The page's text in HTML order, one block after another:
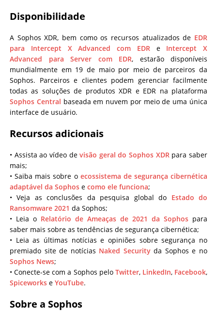
Disponibilidade
A Sophos XDR, bem como os recursos atualizados de EDR
para Intercept X Advanced com EDR e Intercept X
Advanced para Server com EDR, estarão disponíveis
mundialmente em 19 de maio por meio de parceiros da
Sophos. Parceiros e clientes podem gerenciar facilmente
todas as soluções de produtos XDR e EDR na plataforma
Sophos Central baseada em nuvem por meio de uma única
interface de usuário.
Recursos adicionais
• Assista ao vídeo devisão geral do Sophos XDR para saber
mais;
• Saiba mais sobre o ecossistema de segurança cibernética
adaptável da Sophos e como ele funciona;
• Veja as conclusões da pesquisa global do Estado do
Ransomware 2021 da Sophos;
• Leia o Relatório de Ameaças de 2021 da Sophos para
saber mais sobre as tendências de segurança cibernética;
• Leia as últimas notícias e opiniões sobre segurança no
premiado site de notícias Naked Securityda Sophos e no
Sophos News;
• Conecte-se com a Sophos pelo Twitter, LinkedIn, Facebook,
Spiceworks e YouTube.
Sobre a Sophos